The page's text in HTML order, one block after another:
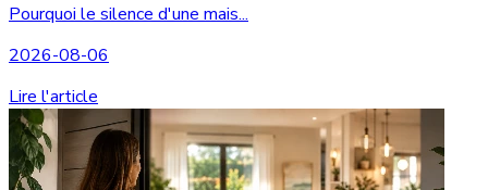
Pourquoi le silence d'une mais...
2026-08-06
Lire l'article